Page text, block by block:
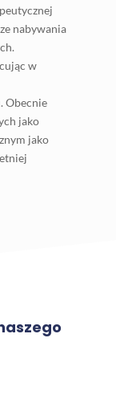
nabywania
w
Obecnie
jako
jako